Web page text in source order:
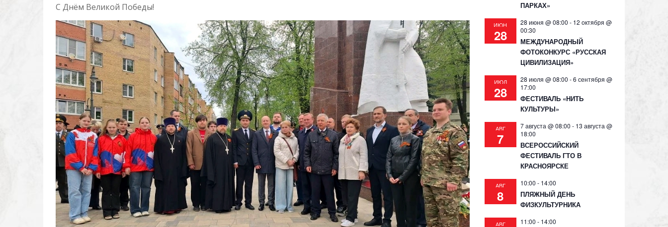
С Днём Великой Победы!
ПАРКАХ»
ИЮН
28
28 июня @ 08:00 - 12 октября @
00:30
МЕЖДУНАРОДНЫЙ
ФОТОКОНКУРС «РУССКАЯ
ЦИВИЛИЗАЦИЯ»
ИЮЛ
28
28 июля @ 08:00 -6 сентября @
17:00
ФЕСТИВАЛЬ «НИТЬ
КУЛЬТУРЫ»
АВГ
7
7 августа @ 08:00 - 13 августа @
18:00
ВСЕРОССИЙСКИЙ
ФЕСТИВАЛЬ ГТО В
КРАСНОЯРСКЕ
АВГ
8
10:00 - 14:00
ПЛЯЖНЫЙ ДЕНЬ
ФИЗКУЛЬТУРНИКА
АВГ 11:00 - 14:00